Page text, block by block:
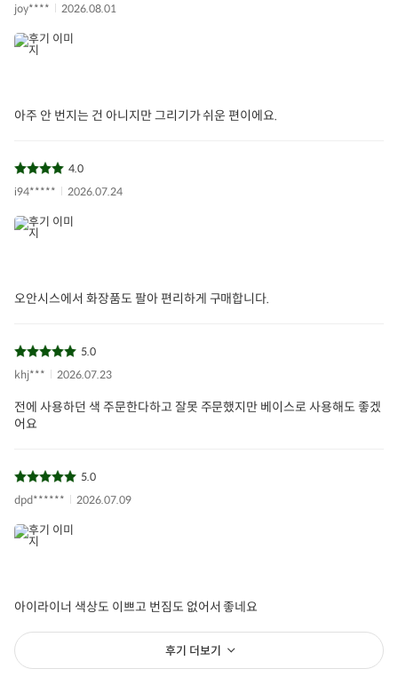
joy****
2026.08.01
아주 안 번지는 건 아니지만 그리기가 쉬운 편이에요.
4.0
i94*****
2026.07.24
오안시스에서 화장품도 팔아 편리하게 구매합니다.
5.0
khj***
2026.07.23
전에 사용하던 색 주문한다하고 잘못 주문했지만 베이스로 사용해도 좋겠
어요
5.0
dpd******
2026.07.09
아이라이너 색상도 이쁘고 번짐도 없어서 좋네요
후기 더보기